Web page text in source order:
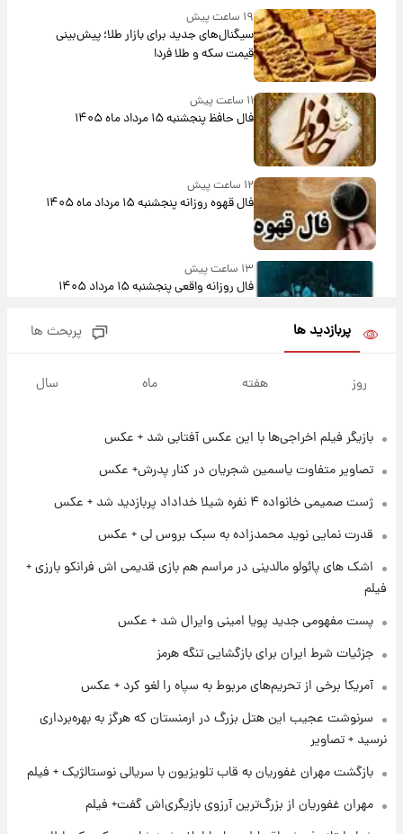
۱۹ ساعت پیش
سیگنال‌های جدید برای بازار طلا؛ پیش‌بینی
قیمت سکه و طلا فردا
۱۱ ساعت پیش
فال حافظ پنجشنبه ۱۵ مرداد ماه ۱۴۰۵
۱۲ ساعت پیش
فال قهوه روزانه پنجشنبه ۱۵ مرداد ماه ۱۴۰۵
۱۳ ساعت پیش
فال روزانه واقعی پنجشنبه ۱۵ مرداد ۱۴۰۵
+ جدول
۱ روز پیش
نام خودرو، مبلغ پیش پرداخت و زمان تحویل |
سود مشارکت چند درصد است؟
زمان پخش «مرد سه هزار چهره» مشخص شد
کار استقلال و رامین رضاییان رسما تمام شد +
عکس / خداحافظی صمیمانه آبی ها با رامین!
۱ روز پیش
آتش اختلاف در اینستاگرام؛ تمجید از حردانی به
مذاق رضاییان خوش نیامد+عکس
۱ روز پیش
۱۲۹۰ شمسی
پربازدید ها پربحث ها
روز هفته ماه سال
بازیگر فیلم اخراجی‌ها با این عکس آفتابی شد + عکس
تصاویر متفاوت یاسمین شجریان در کنار پدرش+ عکس
ژست صمیمی خانواده ۴ نفره شیلا خداداد پربازدید شد + عکس
قدرت نمایی نوید محمدزاده به سبک بروس لی + عکس
اشک های پائولو مالدینی در مراسم هم بازی قدیمی اش فرانکو بارزی +
فیلم
پست مفهومی جدید پویا امینی وایرال شد + عکس
جزئیات شرط ایران برای بازگشایی تنگه هرمز
آمریکا برخی از تحریم‌های مربوط به سپاه را لغو کرد + عکس
سرنوشت عجیب این هتل بزرگ در ارمنستان که هرگز به بهره‌برداری
نرسید + تصاویر
بازگشت مهران غفوریان به قاب تلویزیون با سریالی نوستالژیک + فیلم
مهران غفوریان از بزرگ‌ترین آرزوی بازیگری‌اش گفت+ فیلم